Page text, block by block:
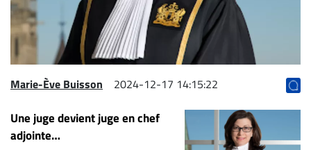
CARRIÈRE
ET
EMPLOIS
ET
JURISTES
Marie-Ève Buisson 2024-12-17 14:15:22
Une juge devient juge en chef
adjointe…